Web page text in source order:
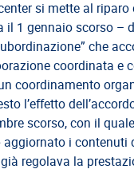
si mette al riparo
il 1 gennaio scorso –
che
coordinata e
coordinamento
l’effetto
scorso, con il
i contenuti
regolava la